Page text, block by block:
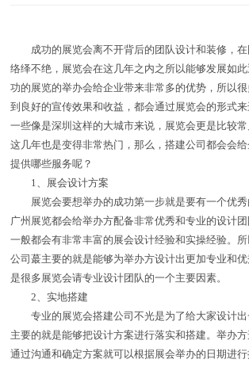
成功的展览会离不开背后的团队设计和装修，在
络绎不绝，展览会在这几年之内之所以能够发展如
功的展览的举办会给企业带来非常多的优势，所以
到良好的宣传效果和收益，都会通过展览会的形式
一些像是深圳这样的大城市来说，展览会更是比较
这几年也是变得非常热门，那么，搭建公司都会会
提供哪些服务呢？
1、展会设计方案
展览会要想举办的成功第一步就是要有一个优秀
广州展览都会给举办方配备非常优秀和专业的设计
一般都会有非常丰富的展会设计经验和实操经验。
公司蕞主要的就是能够为举办方设计出更加专业和
是很多展览会请专业设计团队的一个主要因素。
2、实地搭建
专业的展览会搭建公司不光是为了给大家设计出
主要的就是能够把设计方案进行落实和搭建。举办方
通过沟通和确定方案就可以根据展会举办的日期进